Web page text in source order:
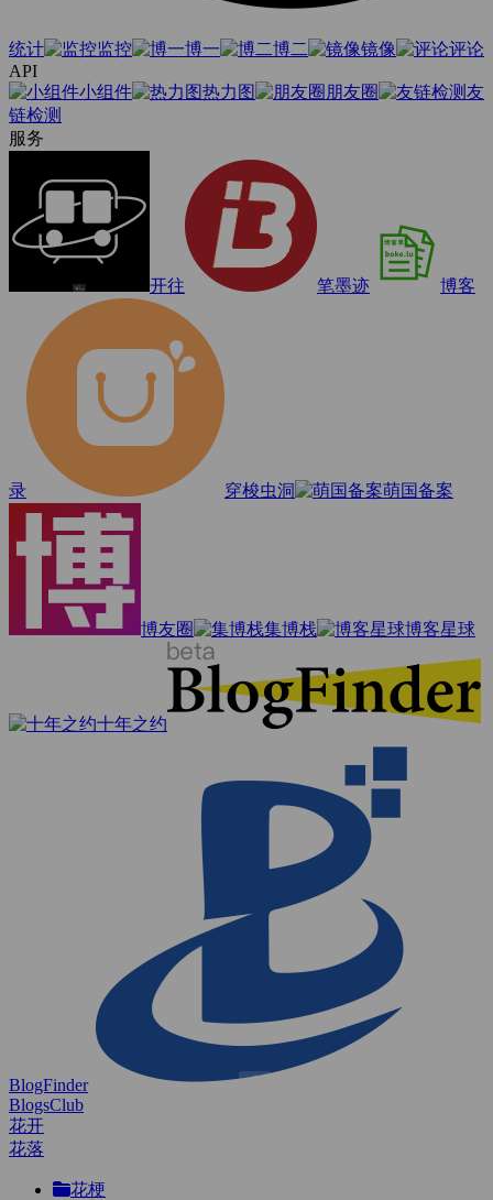
统计 监控 博一 博二 镜像
评论
API
小组件
热力图 朋友圈
友
链检测
服务
开往 笔墨迹 博客
录 穿梭虫洞 萌国备案
博友圈 集博栈 博客星球
十年之约
BlogFinder
BlogsClub
花开
花落
花梗